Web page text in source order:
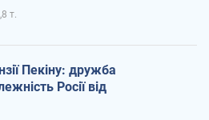
т.
Пекіну: дружба
Росії від